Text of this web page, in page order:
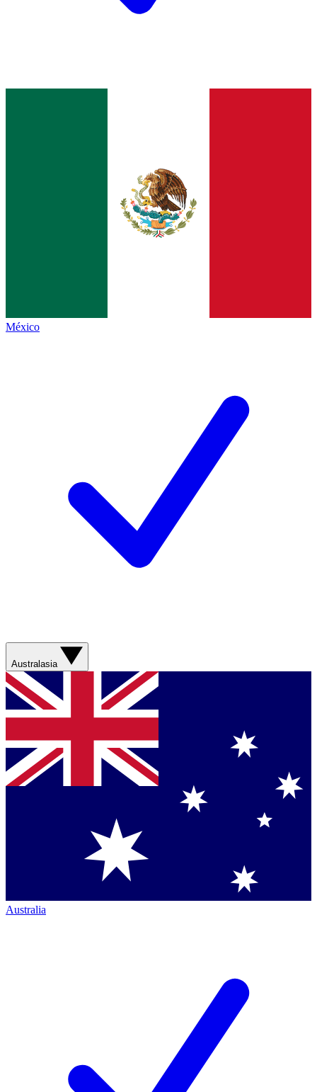
México
Australasia
Australia